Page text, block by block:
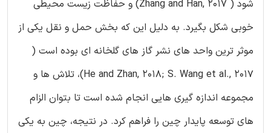
شود ( Zhang and Han, 2017) و حفاظت زیست محیطی
خوبی شکل بگیرد. به دلیل این که بخش حمل و نقل یکی از
موثر ترین واحد های نشر گاز های گلخانه ای بوده است (
He and Zhan, 2018; S. Wang et al., 2017)، تلاش ها و
مجموعه اندازه گیری هایی انجام شده است تا بتوان الزام
های توسعه پایدار چین را فراهم کرد. در نتیجه، چین به یکی